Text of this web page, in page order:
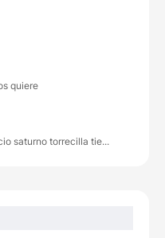
quiere
saturno torrecilla tie...